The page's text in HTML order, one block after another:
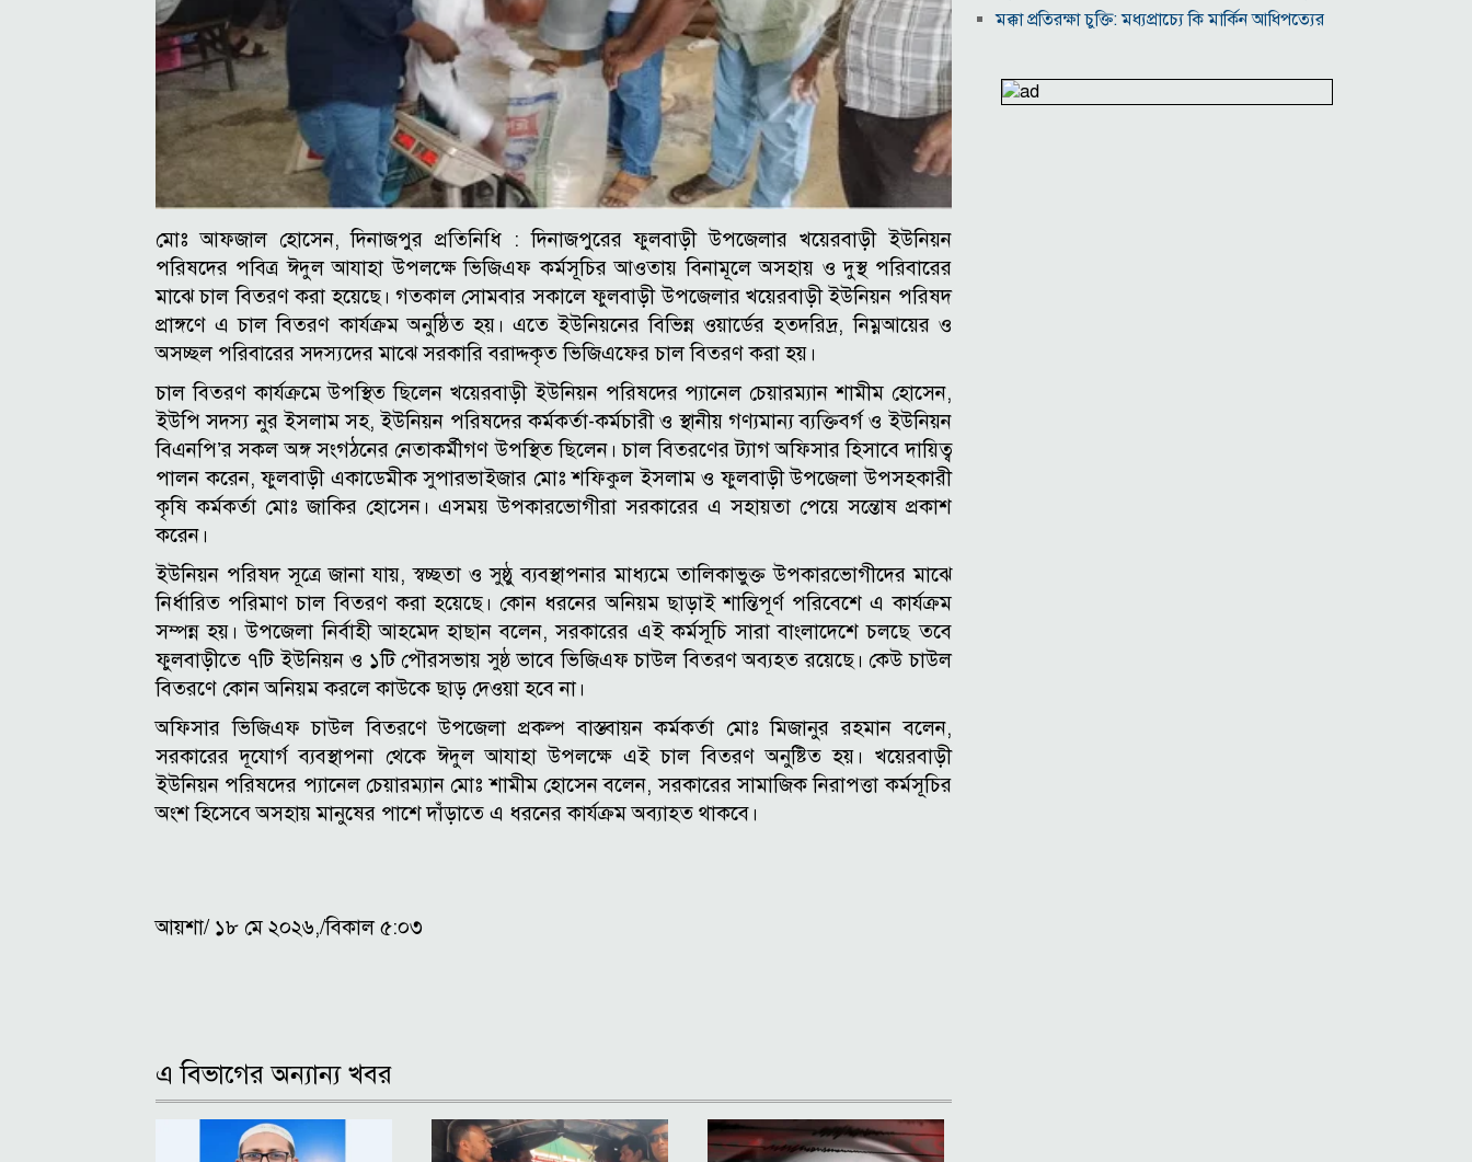
মোঃ আফজাল হোসেন, দিনাজপুর প্রতিনিধি :দিনাজপুরের ফুলবাড়ী উপজেলার খয়েরবাড়ী ইউনিয়ন
পরিষদের পবিত্র ঈদুল আযাহা উপলক্ষে ভিজিএফ কর্মসূচির আওতায় বিনামূলে অসহায় ও দুস্থ পরিবারের
মাঝে চাল বিতরণ করা হয়েছে। গতকাল সোমবার সকালে ফুলবাড়ী উপজেলার খয়েরবাড়ী ইউনিয়ন পরিষদ
প্রাঙ্গণে এ চাল বিতরণ কার্যক্রম অনুষ্ঠিত হয়। এতে ইউনিয়নের বিভিন্ন ওয়ার্ডের হতদরিদ্র, নিম্নআয়ের ও
অসচ্ছল পরিবারের সদস্যদের মাঝে সরকারি বরাদ্দকৃত ভিজিএফের চাল বিতরণ করা হয়।
চাল বিতরণ কার্যক্রমে উপস্থিত ছিলেন খয়েরবাড়ী ইউনিয়ন পরিষদের প্যানেল চেয়ারম্যান শামীম হোসেন,
ইউপি সদস্য নুর ইসলাম সহ, ইউনিয়ন পরিষদের কর্মকর্তা-কর্মচারী ও স্থানীয় গণ্যমান্য ব্যক্তিবর্গ ও ইউনিয়ন
বিএনপি’র সকল অঙ্গ সংগঠনের নেতাকর্মীগণ উপস্থিত ছিলেন। চাল বিতরণের ট্যাগ অফিসার হিসাবে দায়িত্ব
পালন করেন, ফুলবাড়ী একাডেমীক সুপারভাইজার মোঃ শফিকুল ইসলাম ও ফুলবাড়ী উপজেলা উপসহকারী
কৃষি কর্মকর্তা মোঃ জাকির হোসেন। এসময় উপকারভোগীরা সরকারের এ সহায়তা পেয়ে সন্তোষ প্রকাশ
করেন।
ইউনিয়ন পরিষদ সূত্রে জানা যায়, স্বচ্ছতা ও সুষ্ঠু ব্যবস্থাপনার মাধ্যমে তালিকাভুক্ত উপকারভোগীদের মাঝে
নির্ধারিত পরিমাণ চাল বিতরণ করা হয়েছে। কোন ধরনের অনিয়ম ছাড়াই শান্তিপূর্ণ পরিবেশে এ কার্যক্রম
সম্পন্ন হয়।উপজেলা নির্বাহী আহমেদ হাছান বলেন, সরকারের এই কর্মসূচি সারা বাংলাদেশে চলছে তবে
ফুলবাড়ীতে ৭টি ইউনিয়ন ও ১টি পৌরসভায় সুষ্ঠ ভাবে ভিজিএফ চাউল বিতরণ অব্যহত রয়েছে। কেউ চাউল
বিতরণে কোন অনিয়ম করলে কাউকে ছাড় দেওয়া হবে না।
অফিসার ভিজিএফ চাউল বিতরণে উপজেলা প্রকল্প বাস্তবায়ন কর্মকর্তা মোঃ মিজানুর রহমান বলেন,
সরকারের দূযোর্গ ব্যবস্থাপনা থেকে ঈদুল আযাহা উপলক্ষে এই চাল বিতরণ অনুষ্টিত হয়। খয়েরবাড়ী
ইউনিয়ন পরিষদের প্যানেল চেয়ারম্যান মোঃ শামীম হোসেন বলেন, সরকারের সামাজিক নিরাপত্তা কর্মসূচির
অংশ হিসেবে অসহায় মানুষের পাশে দাঁড়াতে এ ধরনের কার্যক্রম অব্যাহত থাকবে।
আয়শা/ ১৮ মে ২০২৬,/বিকাল ৫:০৩
এ বিভাগের অন্যান্য খবর
মক্কা প্রতিরক্ষা চুক্তি: মধ্যপ্রাচ্যে কি মার্কিন আধিপত্যের
‎লালমনিরহাট জেলা দলিল লেখক সমিতির নির্বাচনে
সভাপতি সিরাজুল ও সম্পাদক হামিদুর নির্বাচিত